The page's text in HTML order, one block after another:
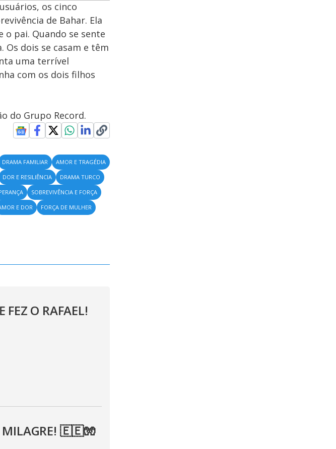
os cinco
de Bahar. Ela
o pai. Quando se sente
Os dois se casam e têm
uma terrível
com os dois filhos
do Grupo Record.
DRAMA FAMILIAR
AMOR E TRAGÉDIA
DOR E RESILIÊNCIA
DRAMA TURCO
SOBREVIVÊNCIA E FORÇA
E DOR
FORÇA DE MULHER
FEZ O RAFAEL!
MILAGRE! 🇪🇪🧤